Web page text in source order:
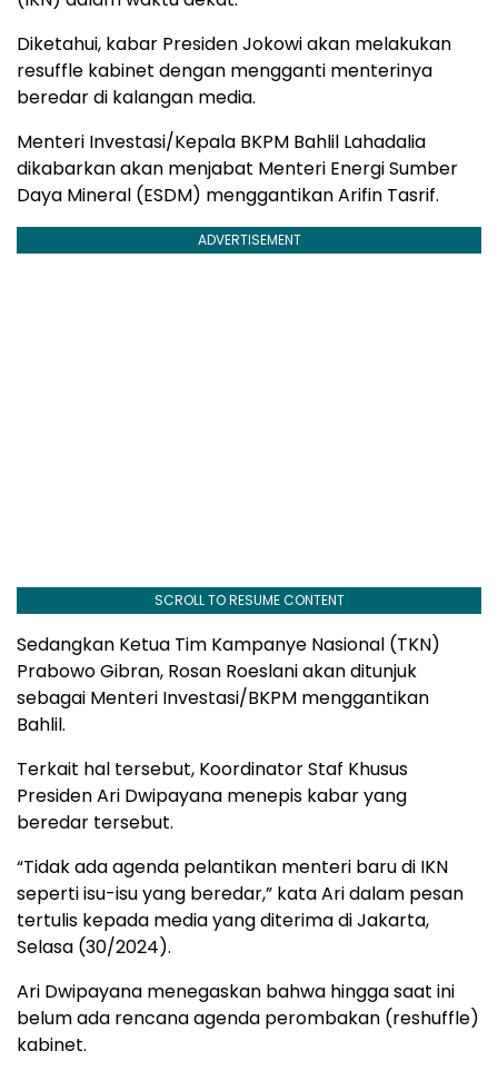
Diketahui, kabar Presiden Jokowi akan melakukan
resuffle kabinet dengan mengganti menterinya
beredar di kalangan media.
Menteri Investasi/Kepala BKPM Bahlil Lahadalia
dikabarkan akan menjabat Menteri Energi Sumber
Daya Mineral (ESDM) menggantikan Arifin Tasrif.
ADVERTISEMENT
SCROLL TO RESUME CONTENT
Sedangkan Ketua Tim Kampanye Nasional (TKN)
Prabowo Gibran, Rosan Roeslani akan ditunjuk
sebagai Menteri Investasi/BKPM menggantikan
Bahlil.
Terkait hal tersebut, Koordinator Staf Khusus
Presiden Ari Dwipayana menepis kabar yang
beredar tersebut.
“Tidak ada agenda pelantikan menteri baru di IKN
seperti isu-isu yang beredar,” kata Ari dalam pesan
tertulis kepada media yang diterima di Jakarta,
Selasa (30/2024).
Ari Dwipayana menegaskan bahwa hingga saat ini
belum ada rencana agenda perombakan (reshuffle)
kabinet.